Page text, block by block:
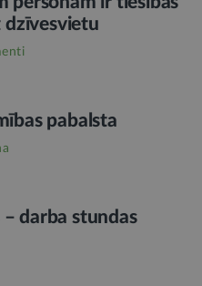
dzīvesvietu
pabalsta
darba stundas